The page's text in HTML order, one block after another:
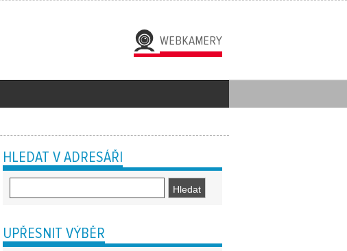
WEBKAMERY
HLEDAT V ADRESÁŘI
UPŘESNIT VÝBĚR